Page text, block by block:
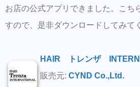
お店の公式アプリできました。こち
すので、是非ダウンロードしてみて
HAIR トレンザ
販売元: CYND Co.,Ltd.